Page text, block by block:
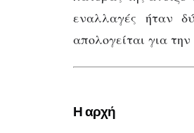
εναλλαγές ήταν
απολογείται για την
Η αρχή